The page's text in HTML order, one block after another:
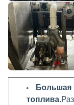
Большая
топлива.